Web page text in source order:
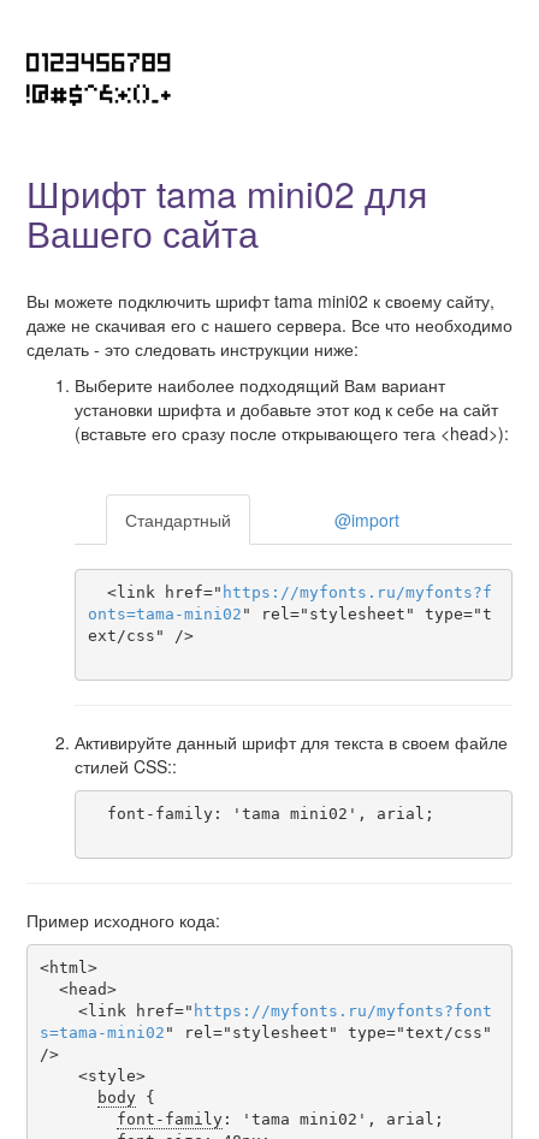
Шрифт tama mini02 для
Вашего сайта
Вы можете подключить шрифт tama mini02 к своему сайту,
даже не скачивая его с нашего сервера. Все что необходимо
сделать - это следовать инструкции ниже:
Выберите наиболее подходящий Вам вариант
установки шрифта и добавьте этот код к себе на сайт
(вставьте его сразу после открывающего тега <head>):
Стандартный @import
  <link href="
https ://myfonts . ru /myfonts?f
onts=tama-mini02 " rel="stylesheet" type="t
ext/css" />
Активируйте данный шрифт для текста в своем файле
стилей CSS::
Пример исходного кода:
<html>
    <link href="
https ://myfonts . ru /myfonts?font
s=tama-mini02 " rel="stylesheet" type="text/css"
/>
body {
font-family: 'tama mini02', arial;